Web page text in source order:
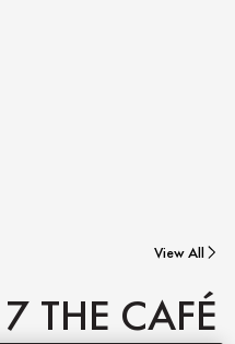
View All
THE CAFÉ